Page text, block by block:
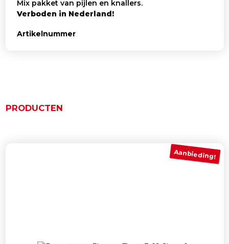
Mix pakket van pijlen en knallers.
Verboden in Nederland!
Artikelnummer
PRODUCTEN
Aanbieding!